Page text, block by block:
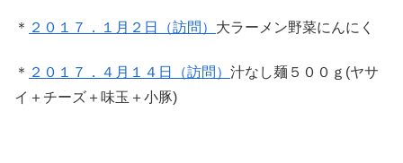
＊ ２０１７．１月２日（訪問） 大ラーメン野菜にんにく
＊ ２０１７．４月１４日（訪問） 汁なし麺５００ｇ(ヤサ
イ＋チーズ＋味玉＋小豚)